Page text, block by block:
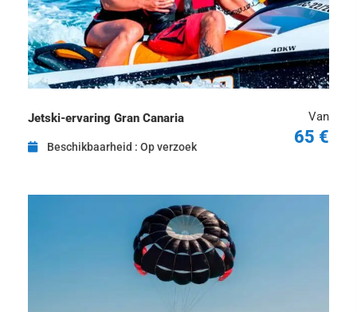
Jetski-ervaring Gran Canaria Van
65 €
Beschikbaarheid : Op verzoek